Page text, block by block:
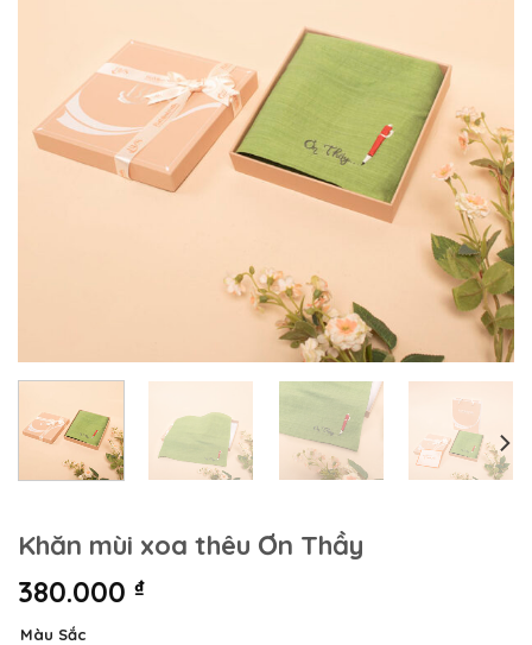
Khăn mùi xoa thêu Ơn Thầy
380.000 ₫
Màu Sắc